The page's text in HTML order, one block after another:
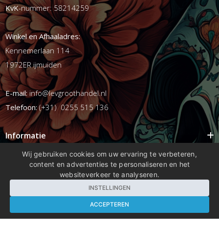
KvK-nummer: 58214259
Winkel en Afhaaladres:
Kennemerlaan 114
1972ER ijmuiden
E-mail:info@levgroothandel.nl
Telefoon:(+31) 0255 515 136
Informatie
Mijn account
Wij gebruiken cookies om uw ervaring te verbeteren,
content en advertenties te personaliseren en het
websiteverkeer te analyseren.
INSTELLINGEN
ACCEPTEREN